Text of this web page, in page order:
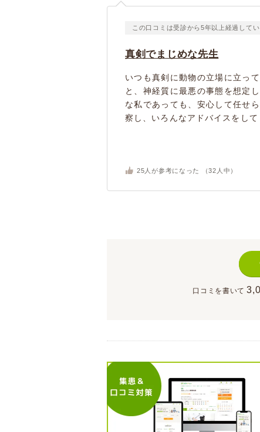
この口コミは受診から5年以上経過してい
真剣でまじめな先生
いつも真剣に動物の立場に立っ
と、神経質に最悪の事態を想定
な私であっても、安心して任せ
察し、いろんなアドバイスをし
25 人が参考になった （32 人中）
口コミを書いて